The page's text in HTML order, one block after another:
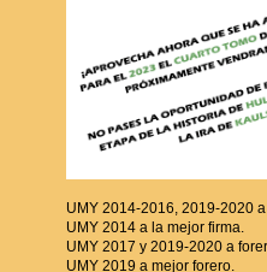
UMY 2014-2016, 2019-2020
UMY 2014 a la mejor firma.
UMY 2017 y 2019-2020 a
UMY 2019 a mejor forero.